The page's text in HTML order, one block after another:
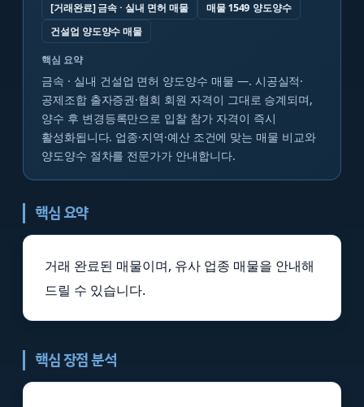
[거래완료] 금속 · 실내 면허 매물
매물 1549 양도양수
건설업 양도양수 매물
핵심 요약
금속 · 실내 건설업 면허 양도양수 매물 —. 시공실적·
공제조합 출자증권·협회 회원 자격이 그대로 승계되며,
양수 후 변경등록만으로 입찰 참가 자격이 즉시
활성화됩니다. 업종·지역·예산 조건에 맞는 매물 비교와
양도양수 절차를 전문가가 안내합니다.
핵심 요약
거래 완료된 매물이며, 유사 업종 매물을 안내해
드릴 수 있습니다.
핵심 장점 분석